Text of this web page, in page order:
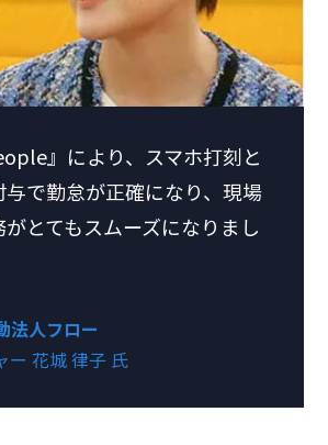
』により、スマホ打刻と
で勤怠が正確になり、現場
とてもスムーズになりまし
法人フロー
ー 花城 律子 氏